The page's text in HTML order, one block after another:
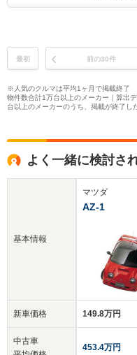
最初 前の30件
※人気のクルマは平均1ヶ月で掲載終了
物件数合計1万台以上のメーカー｜算出
台以上のメーカーのうち、掲載が終了し
よく一緒に検討さ
基本情報
新車価格
中古車
マツダ
AZ-1
149.8万円
453.4万円